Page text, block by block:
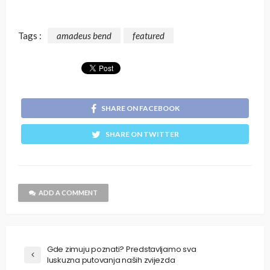
Tags : amadeus bend featured
SHARE ON FACEBOOK
SHARE ON TWITTER
ADD A COMMENT
Gde zimuju poznati? Predstavljamo sva
luskuzna putovanja naših zvijezda